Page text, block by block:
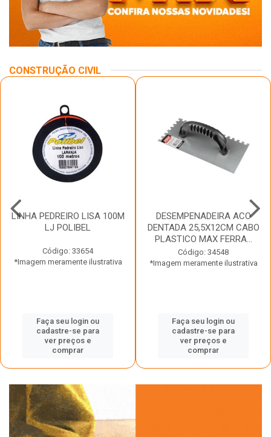
CONSTRUÇÃO CIVIL
LINHA PEDREIRO LISA 100M
LJ POLIBEL
Código: 33654
*Imagem meramente ilustrativa
Faça seu login ou
cadastre-se para
ver preços e
comprar
DESEMPENADEIRA ACO
DENTADA 25,5X12CM CABO
PLASTICO MAX FERRA...
Código: 34548
*Imagem meramente ilustrativa
Faça seu login ou
cadastre-se para
ver preços e
comprar